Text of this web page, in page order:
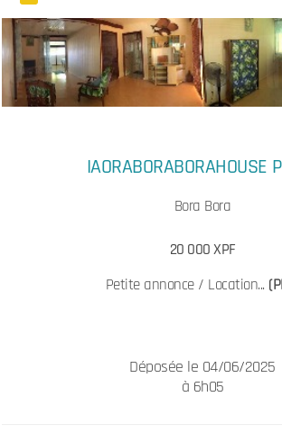
IAORABORABORAHOUSE
Bora Bora
20 000 XPF
Petite annonce / Location...
Déposée le 04/06/2025
à 6h05